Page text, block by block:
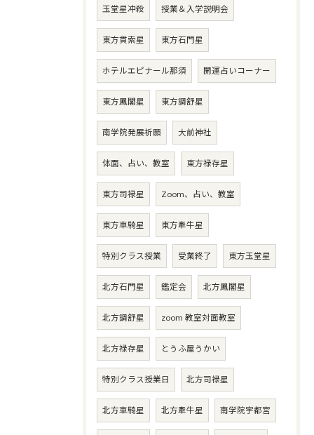
玉堂星冲殺 授業＆入学説明会
東方貫索星 東方石門星
ホテルエピナール那須 開運占いコーナー
東方鳳閣星 東方調舒星
南学院発展祈願 大前神社
体面、占い、教室 東方禄存星
東方司禄星 Zoom、占い、教室
東方車騎星 東方牽牛星
特別クラス授業 受業終了 東方玉堂星
北方石門星 鑑定会 北方鳳閣星
北方調舒星 zoom 教室対面教室
北方禄存星 とうふ屋うかい
特別クラス授業日 北方司禄星
北方車騎星 北方牽牛星 南学院宇都宮